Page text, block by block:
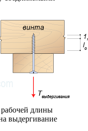
длины
выдергивание